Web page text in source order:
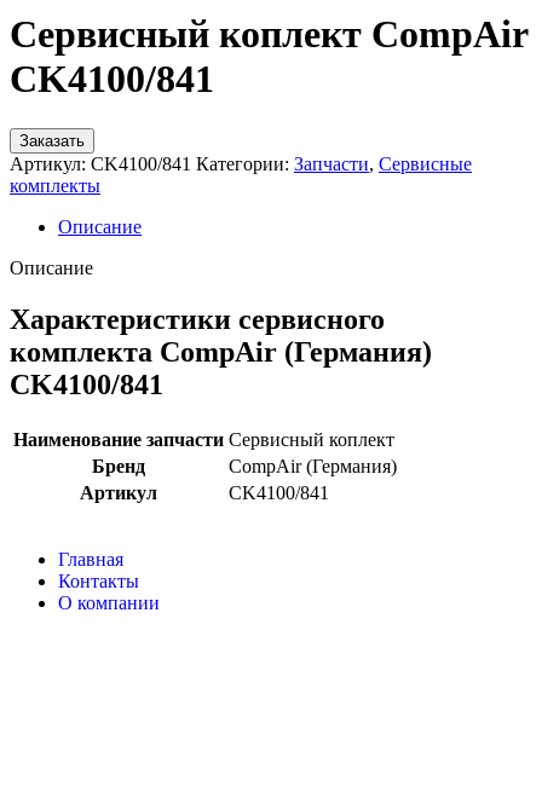
Сервисный коплект CompAir
CK4100/841
Заказать
Артикул: CK4100/841 Категории: Запчасти, Сервисные
комплекты
Описание
Описание
Характеристики сервисного
комплекта CompAir (Германия)
CK4100/841
Наименование запчасти Сервисный коплект
Бренд
CompAir (Германия)
Артикул
CK4100/841
Главная
Контакты
О компании